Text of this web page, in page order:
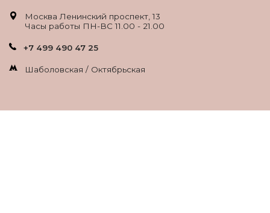
Москва Ленинский проспект, 13
Часы работы ПН-ВС 11.00 - 21.00
+7 499 490 47 25
Шаболовская / Октябрьская